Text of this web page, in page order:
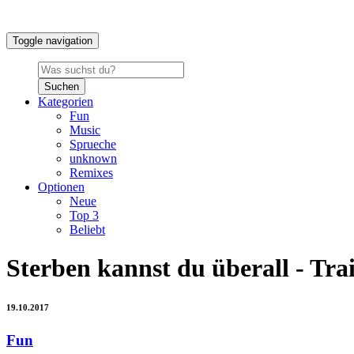
Toggle navigation
Suchen
Kategorien
Fun
Music
Sprueche
unknown
Remixes
Optionen
Neue
Top 3
Beliebt
Sterben kannst du überall -
19.10.2017
Fun